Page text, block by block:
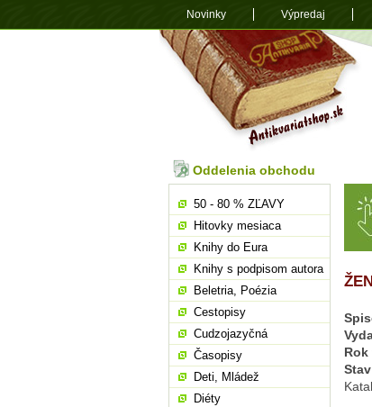
Oddelenia obchodu
50 - 80 % ZĽAVY
Hitovky mesiaca
Knihy do Eura
Knihy s podpisom autora
Beletria, Poézia
Cestopisy
Cudzojazyčná
Časopisy
Deti, Mládež
Diéty
Novinky Výpredaj